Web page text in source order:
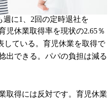
に1、2回の定時退社を
児休業取得率を現状の2.65％
している。育児休業を取得で
出できる。パパの負担は減る
取得には反対です。育児休業